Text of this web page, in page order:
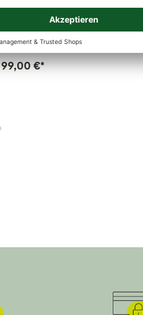
Lechuza 'Rondo 32', taupe, ca. Ø 33 x
H 56 cm
99,00 €*